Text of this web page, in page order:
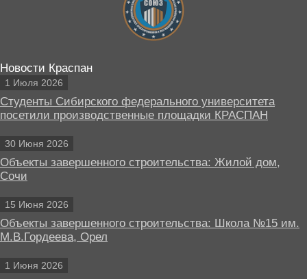
Новости Краспан
1 Июля 2026
Студенты Сибирского федерального университета
посетили производственные площадки КРАСПАН
30 Июня 2026
Объекты завершенного строительства: Жилой дом,
Сочи
15 Июня 2026
Объекты завершенного строительства: Школа №15 им.
М.В.Гордеева, Орел
1 Июня 2026